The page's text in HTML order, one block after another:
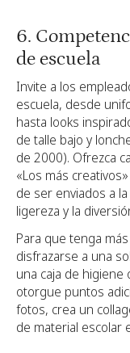
6.
de escuela
Invite a los
escuela, desde
hasta looks
de talle bajo y
de 2000). Ofrezca
«Los más
de ser enviados a
ligereza y la
Para que tenga
disfrazarse a una
una caja de
otorgue puntos
fotos, crea un
de material escolar